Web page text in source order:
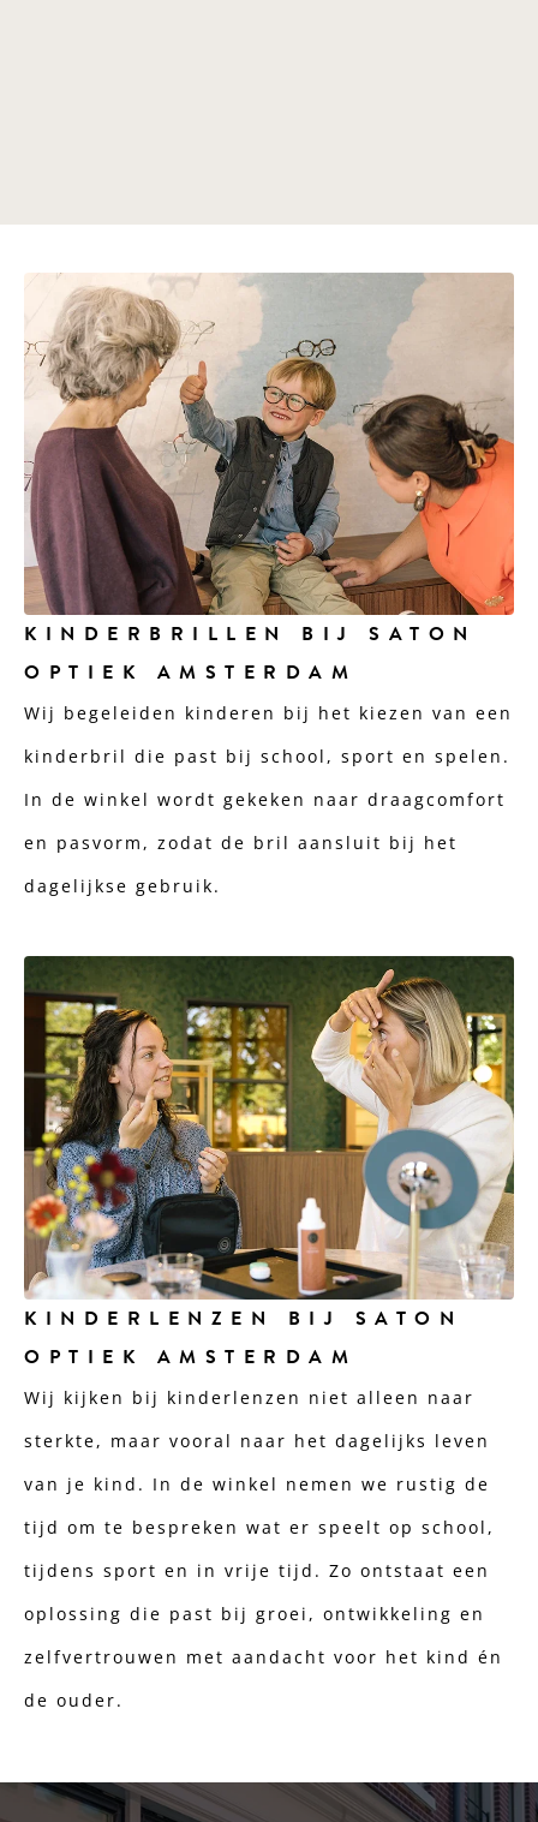
KINDERBRILLEN BIJ SATON
OPTIEK AMSTERDAM
Wij begeleiden kinderen bij het kiezen van een
kinderbril die past bij school, sport en spelen.
In de winkel wordt gekeken naar draagcomfort
en pasvorm, zodat de bril aansluit bij het
dagelijkse gebruik.
KINDERLENZEN BIJ SATON
OPTIEK AMSTERDAM
Wij kijken bij kinderlenzen niet alleen naar
sterkte, maar vooral naar het dagelijks leven
van je kind. In de winkel nemen we rustig de
tijd om te bespreken wat er speelt op school,
tijdens sport en in vrije tijd. Zo ontstaat een
oplossing die past bij groei, ontwikkeling en
zelfvertrouwen met aandacht voor het kind én
de ouder.